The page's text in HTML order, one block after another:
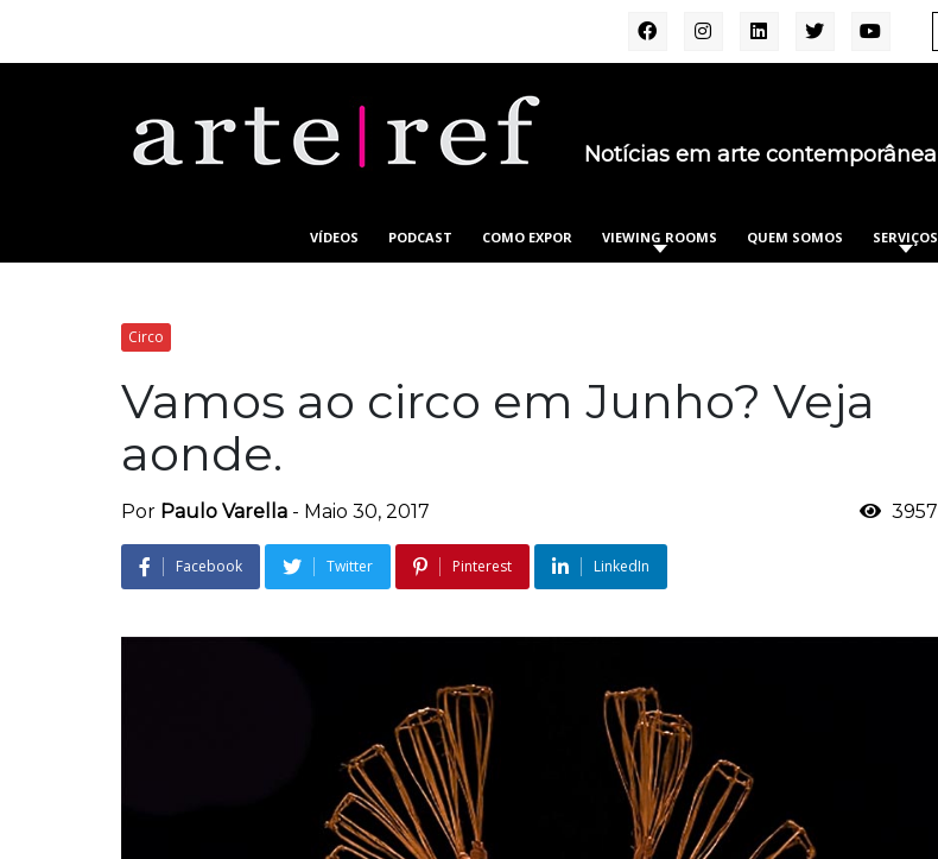
Notícias em arte contemporânea
VÍDEOS PODCAST COMO EXPOR VIEWING ROOMS QUEM SOMOS SERVIÇOS
Circo
Vamos ao circo em Junho? Veja
aonde.
Por Paulo Varella - Maio 30, 2017 3957
Facebook Twitter Pinterest LinkedIn